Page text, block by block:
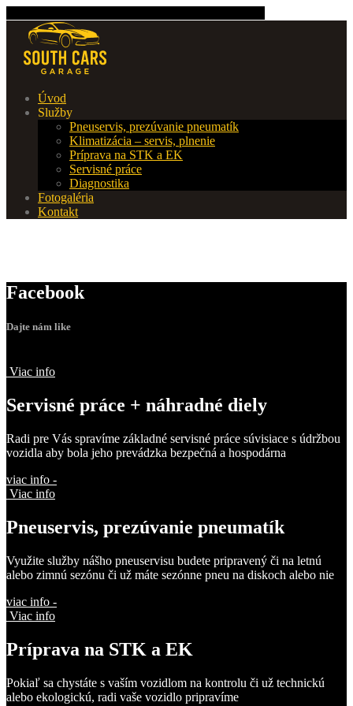
Úvod
Služby
Pneuservis, prezúvanie pneumatík
Klimatizácia – servis, plnenie
Príprava na STK a EK
Servisné práce
Diagnostika
Fotogaléria
Kontakt
Facebook
Dajte nám like
Viac info
Servisné práce + náhradné diely
Radi pre Vás spravíme základné servisné práce súvisiace s údržbou
vozidla aby bola jeho prevádzka bezpečná a hospodárna
viac info -
Viac info
Pneuservis, prezúvanie pneumatík
Využite služby nášho pneuservisu budete pripravený či na letnú
alebo zimnú sezónu či už máte sezónne pneu na diskoch alebo nie
viac info -
Viac info
Príprava na STK a EK
Pokiaľ sa chystáte s vaším vozidlom na kontrolu či už technickú
alebo ekologickú, radi vaše vozidlo pripravíme